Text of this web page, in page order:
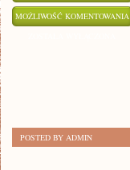
MOŻLIWOŚĆ KOMENTOWANIA
POSTED BY ADMIN